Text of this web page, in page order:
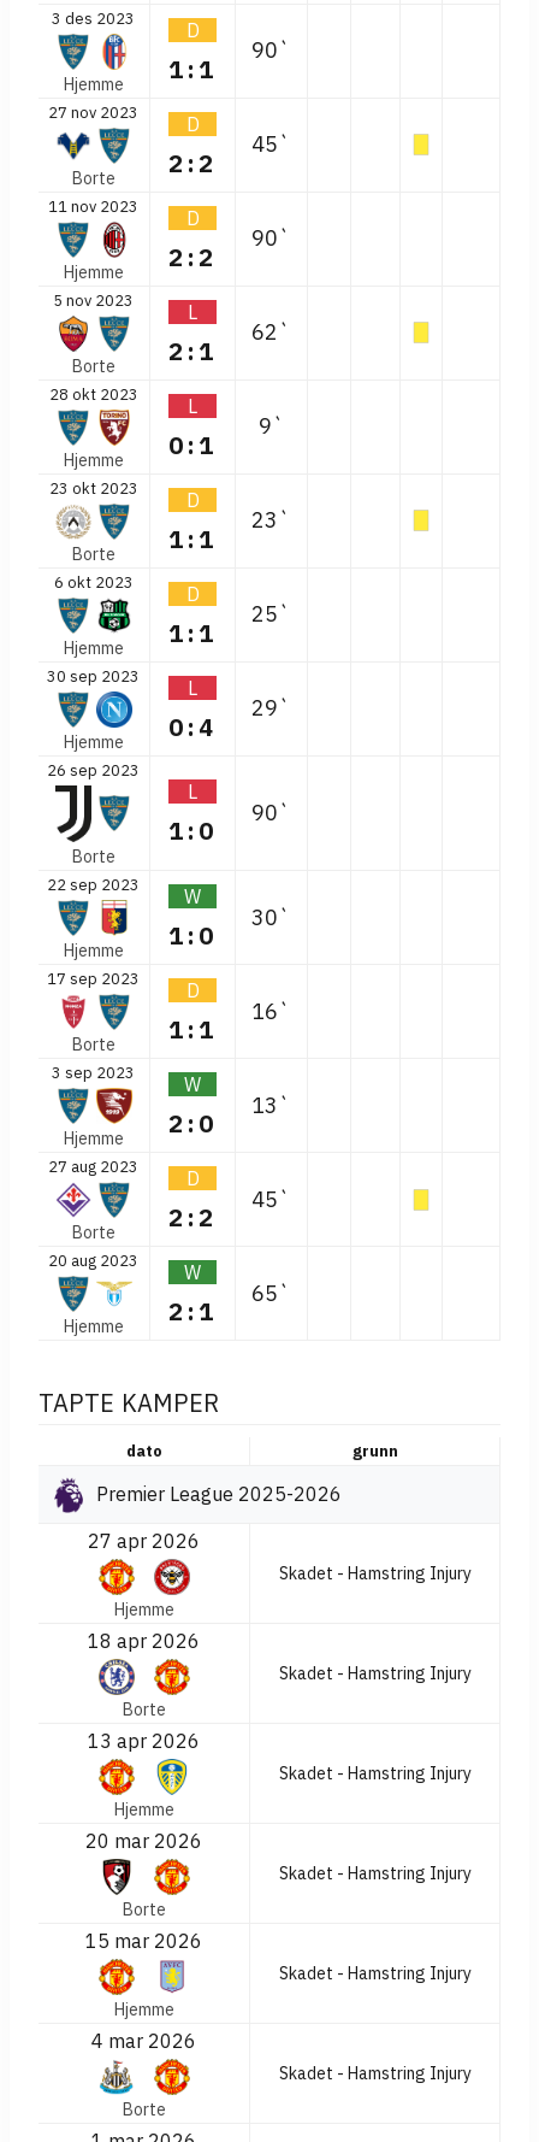
3 des 2023
Hjemme
D
1:1
90`
27 nov 2023
Borte
D
2:2
45`
11 nov 2023
Hjemme
D
2:2
90`
5 nov 2023
Borte
L
2:1
62`
28 okt 2023
Hjemme
L
0:1
9`
23 okt 2023
Borte
D
1:1
23`
6 okt 2023
Hjemme
D
1:1
25`
30 sep 2023
Hjemme
L
0:4
29`
26 sep 2023
Borte
L
1:0
90`
22 sep 2023
Hjemme
W
1:0
30`
17 sep 2023
Borte
D
1:1
16`
3 sep 2023
Hjemme
W
2:0
13`
27 aug 2023
Borte
D
2:2
45`
20 aug 2023
Hjemme
W
2:1
65`
TAPTE KAMPER
dato grunn
Premier League 2025-2026
27 apr 2026
Hjemme
Skadet - Hamstring Injury
18 apr 2026
Borte
Skadet - Hamstring Injury
13 apr 2026
Hjemme
Skadet - Hamstring Injury
20 mar 2026
Borte
Skadet - Hamstring Injury
15 mar 2026
Hjemme
Skadet - Hamstring Injury
4 mar 2026
Borte
Skadet - Hamstring Injury